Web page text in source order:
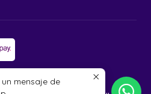
un mensaje de